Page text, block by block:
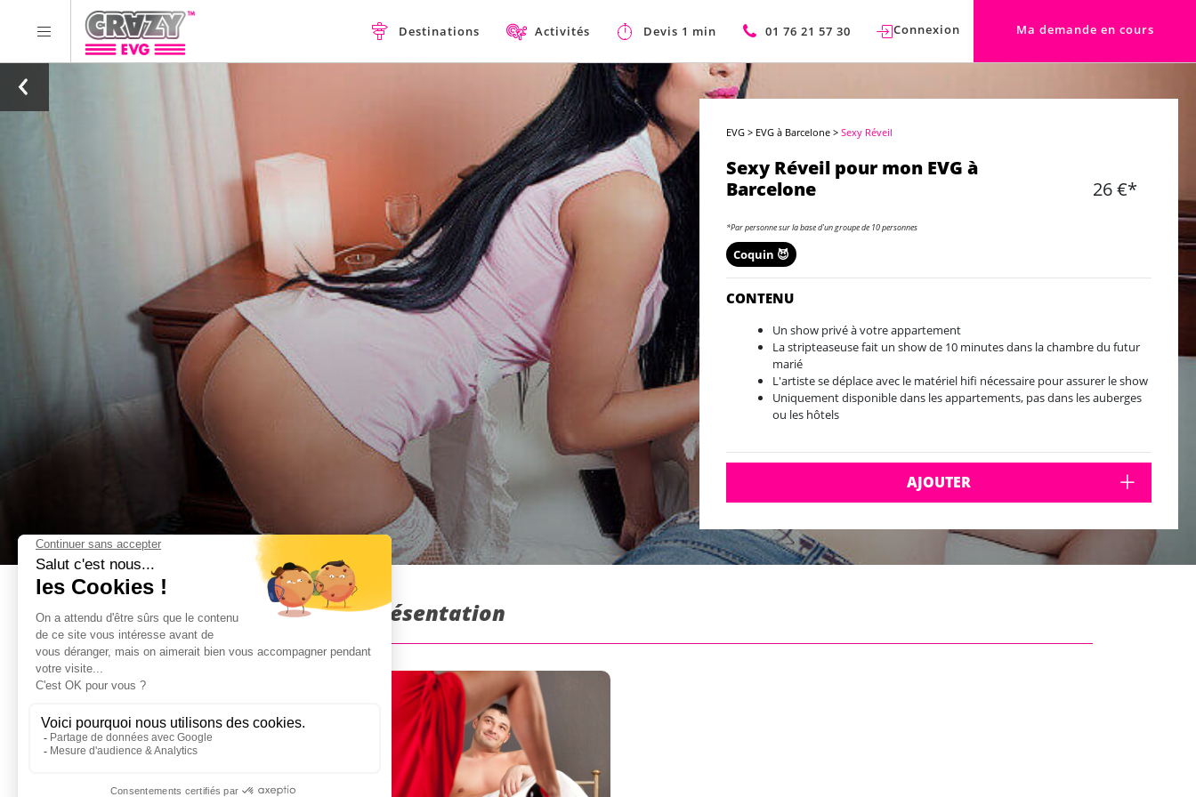
Destinations Activités Devis 1 min 01 76 21 57 30 Connexion Ma demande en cours
EVG > EVG à Barcelone >Sexy Réveil
Sexy Réveil pour mon EVG à
Barcelone
26 €*
*Par personne sur la base d'un groupe de 10 personnes
Coquin 😈
CONTENU
Un show privé à votre appartement
La stripteaseuse fait un show de 10 minutes dans la chambre du futur
marié
L'artiste se déplace avec le matériel hifi nécessaire pour assurer le show
Uniquement disponible dans les appartements, pas dans les auberges
ou les hôtels
AJOUTER
Sexy Réveil à Barcelone : Présentation